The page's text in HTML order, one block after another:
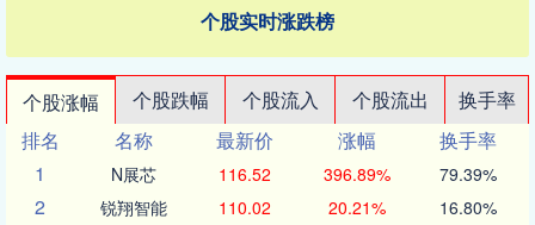
个股实时涨跌榜
个股涨幅 个股跌幅 个股流入 个股流出
换手率
排名
名称 最新价 涨幅
换手率
1
N展芯 116.52 396.89% 79.39%
2 锐翔智能 110.02 20.21% 16.80%